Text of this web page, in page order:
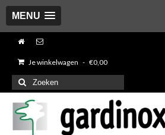
MENU
Je winkelwagen - €0,00
Zoeken
naar: